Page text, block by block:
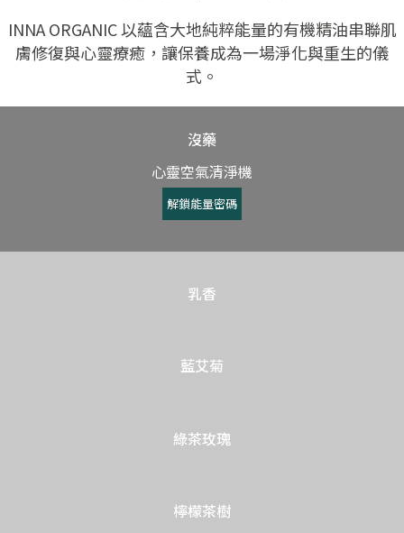
INNA ORGANIC 以蘊含大地純粹能量的有機精油串聯肌
膚修復與心靈療癒，讓保養成為一場淨化與重生的儀
式。
沒藥
心靈空氣清淨機
解鎖能量密碼
乳香
藍艾菊
綠茶玫瑰
檸檬茶樹